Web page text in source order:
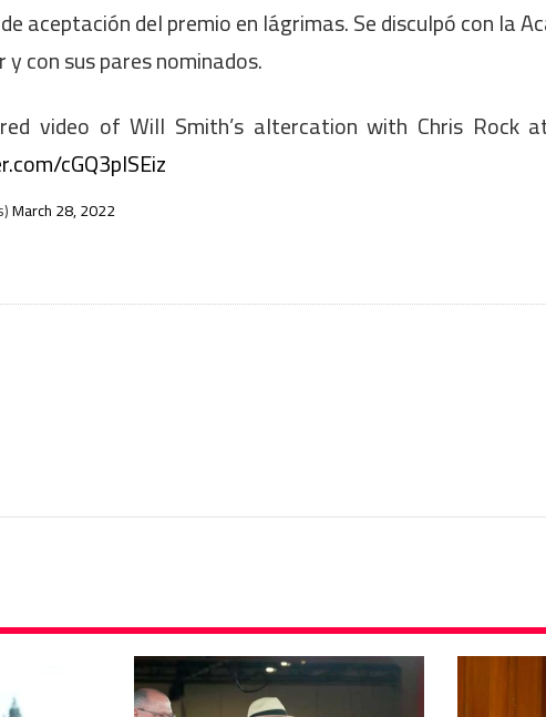
aceptación del premio en lágrimas. Se disculpó con la
con sus pares nominados.
video of Will Smith’s altercation with Chris Rock
cGQ3plSEiz
March 28, 2022